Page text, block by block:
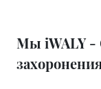
Мы iWALY -